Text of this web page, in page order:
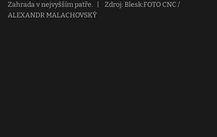
Zahrada v nejvyšším patře.
Zdroj: Blesk:FOTO CNC /
ALEXANDR MALACHOVSKÝ